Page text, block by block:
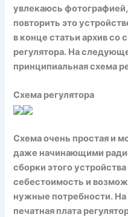
увлекаюсь
повторить это
в конце статьи архив со
регулятора. На
принципиальная схема
Схема регулятора
Схема очень простая и
даже начинающими
сборки этого
себестоимость и
нужные потребности.
печатная плата